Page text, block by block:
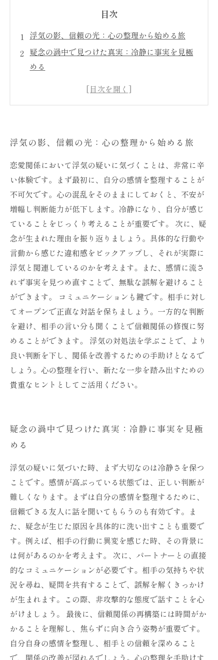
目次
浮気の影、信頼の光：心の整理から始める旅
疑念の渦中で見つけた真実：冷静に事実を見極
める
心の声に耳を傾けよう：浮気の疑いが呼ぶ感情
信頼の再構築：浮気の疑いを乗り越えて新たな
関係へ
前を向いて進むために：心の疑念を軽減するヒ
ント
浮気の疑いを克服するための手順と心の準備
浮気の影、信頼の光：心の整理から始める旅
恋愛関係において浮気の疑いに気づくことは、非常に辛
い体験です。まず最初に、自分の感情を整理することが
不可欠です。心の混乱をそのままにしておくと、不安が
増幅し判断能力が低下します。冷静になり、自分が感じ
ていることをじっくり考えることが重要です。 次に、疑
念が生まれた理由を振り返りましょう。具体的な行動や
言動から感じた違和感をピックアップし、それが実際に
浮気と関連しているのかを考えます。また、感情に流さ
れず事実を見つめ直すことで、無駄な誤解を避けること
ができます。 コミュニケーションも鍵です。相手に対し
てオープンで正直な対話を保ちましょう。一方的な判断
を避け、相手の言い分も聞くことで信頼関係の修復に努
めることができます。 浮気の対処法を学ぶことで、より
良い判断を下し、関係を改善するための手助けとなるで
しょう。心の整理を行い、新たな一歩を踏み出すための
貴重なヒントとしてご活用ください。
疑念の渦中で見つけた真実：冷静に事実を見極
める
浮気の疑いに気づいた時、まず大切なのは冷静さを保つ
ことです。感情が高ぶっている状態では、正しい判断が
難しくなります。まずは自分の感情を整理するために、
信頼できる友人に話を聞いてもらうのも有効です。ま
た、疑念が生じた原因を具体的に洗い出すことも重要で
す。例えば、相手の行動に異変を感じた時、その背景に
は何があるのかを考えます。 次に、パートナーとの直接
的なコミュニケーションが必要です。相手の気持ちや状
況を尋ね、疑問を共有することで、誤解を解くきっかけ
が生まれます。この際、非攻撃的な態度で話すことを心
がけましょう。 最後に、信頼関係の再構築には時間がか
かることを理解し、焦らずに向き合う姿勢が重要です。
自分自身の感情を整理し、相手との信頼を深めること
で、関係の改善が図れるでしょう。心の整理を手助けす